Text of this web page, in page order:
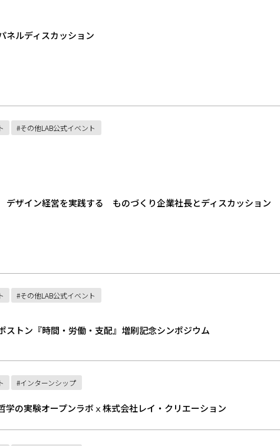
ネルディスカッション
その他LAB公式イベント
デザイン経営を実践する ものづくり企業社長とディスカッション
その他LAB公式イベント
ストン『時間・労働・支配』増刷記念シンポジウム
インターンシップ
学の実験オープンラボⅹ株式会社レイ・クリエーション